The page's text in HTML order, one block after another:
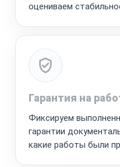
оцениваем
Гарантия на
Фиксируем
гарантии
какие работы были